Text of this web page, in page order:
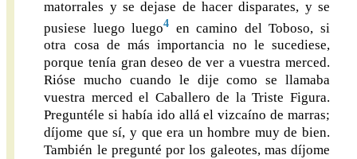
matorrales y se dejase de hacer disparates, y se
pusiese luego luego4 en camino del Toboso, si
otra cosa de más importancia no le sucediese,
porque tenía gran deseo de ver a vuestra merced.
Rióse mucho cuando le dije como se llamaba
vuestra merced el Caballero de la Triste Figura.
Preguntéle si había ido allá el vizcaíno de marras;
díjome que sí, y que era un hombre muy de bien.
También le pregunté por los galeotes, mas díjome